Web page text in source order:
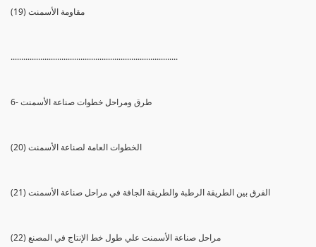
(19) مقاومة الأسمنت
...............................................................................
6- طرق ومراحل خطوات صناعة الأسمنت
(20) الخطوات العامة لصناعة الأسمنت
(21) الفرق بين الطريقة الرطبة والطريقة الجافة في مراحل صناعة الأسمنت
(22) مراحل صناعة الأسمنت علي طول خط الإنتاج في المصنع